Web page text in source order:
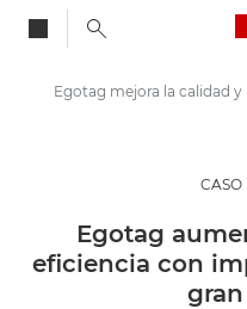
Soluciones y servicios
Información
Casos de éxito
CASO
Egotag
eficiencia con